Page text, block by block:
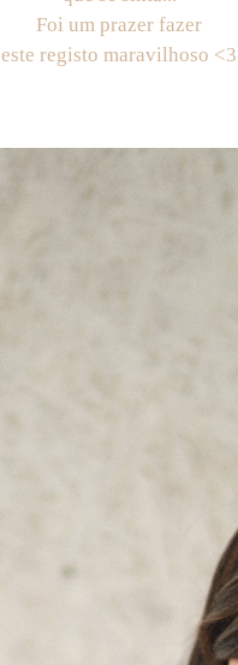
Foi um prazer fazer
este registo maravilhoso <3